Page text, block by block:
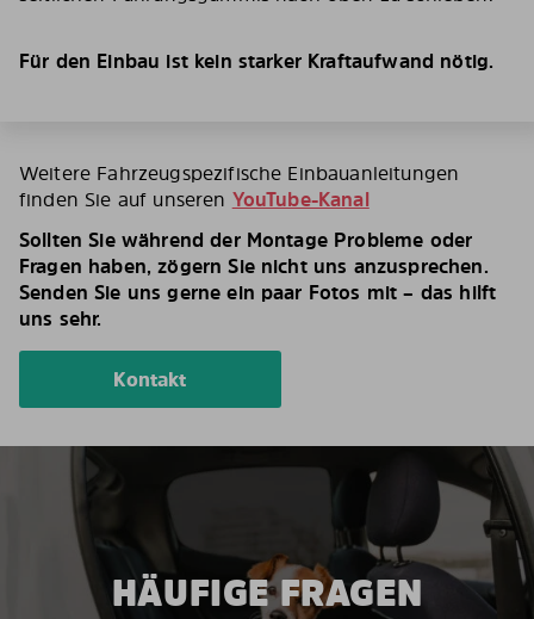
Für den Einbau ist kein starker Kraftaufwand nötig.
Weitere Fahrzeugspezifische Einbauanleitungen
finden Sie auf unseren YouTube-Kanal
Sollten Sie während der Montage Probleme oder
Fragen haben, zögern Sie nicht uns anzusprechen.
Senden Sie uns gerne ein paar Fotos mit – das hilft
uns sehr.
Kontakt
HÄUFIGE FRAGEN